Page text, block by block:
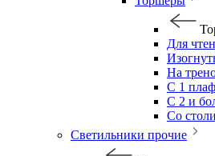
Для
На
С 1
С 2 и
Со
Светильники прочие